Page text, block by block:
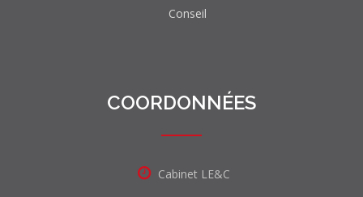
Conseil
COORDONNÉES
Cabinet LE&C